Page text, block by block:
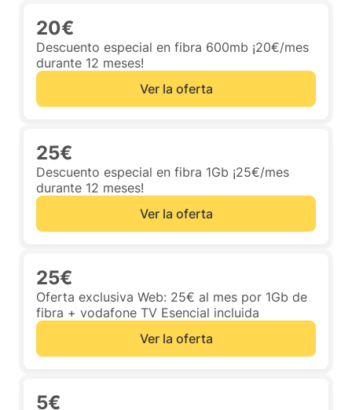
20€
Descuento especial en fibra 600mb ¡20€/mes
durante 12 meses!
Ver la oferta
25€
Descuento especial en fibra 1Gb ¡25€/mes
durante 12 meses!
Ver la oferta
25€
Oferta exclusiva Web: 25€ al mes por 1Gb de
fibra + vodafone TV Esencial incluida
Ver la oferta
5€